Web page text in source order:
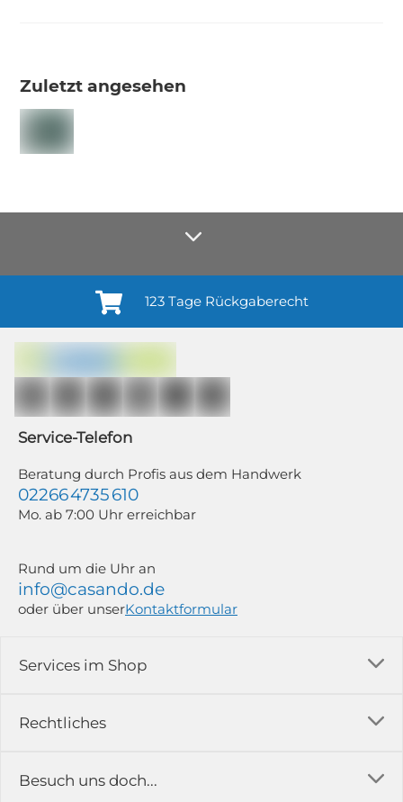
Zuletzt angesehen
Anmelden¹
casando (Holz-Richter GmbH) sowie zur Interessen-Analyse durch
Auswertung individueller Öffnungs- und Klickraten (dazu nutzen wir
jederzeit mit Wirkung für die Zukunft und ohne Angabe von Gründen
Weitere Informationen findest du in unserer Datenschutzerklärung.
123 Tage Rückgaberecht
Rechtliches
Impressum
Services im Shop
Versandkosten
Erfahrungsberichte & Bewertungen
Besuch uns doch...
Service-Telefon
Beratung durch Profis aus dem Handwerk
02266 4735 610
Mo. ab 7:00 Uhr erreichbar
Rund um die Uhr an
info@casando.de
oder über unserKontaktformular